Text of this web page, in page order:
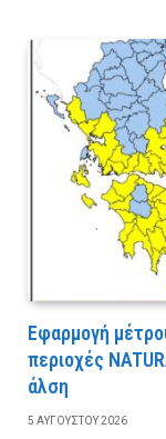
Εφαρμογή
περιοχές
άλση
5 ΑΥΓΟΎΣΤΟΥ 2026